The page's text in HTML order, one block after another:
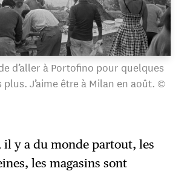
d’aller à Portofino pour quelques
J’aime être à Milan en août. ©
il y a du monde partout, les
les magasins sont